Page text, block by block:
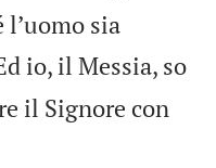
lʼuomo sia
io, il Messia, so
il Signore con